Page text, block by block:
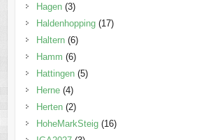
Hagen(3)
Haldenhopping(17)
Haltern(6)
Hamm (6)
Hattingen(5)
Herne(4)
Herten(2)
HoheMarkSteig(16)